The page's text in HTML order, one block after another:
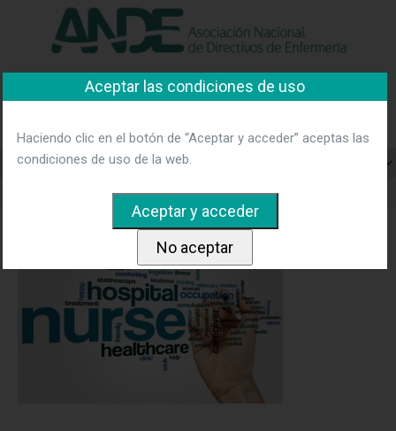
"Ver política"
Asociación Nacional de
Home Aporta tu opinión
Aceptar las condiciones de uso
Haciendo clic en el botón de “Aceptar y acceder” aceptas las
condiciones de uso de la web.